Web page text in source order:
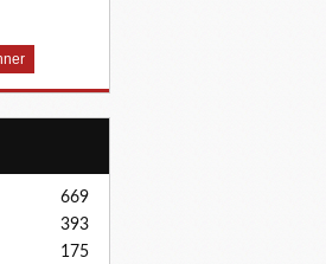
669
393
175